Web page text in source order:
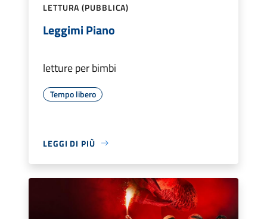
LETTURA (PUBBLICA)
Leggimi Piano
letture per bimbi
Tempo libero
LEGGI DI PIÙ